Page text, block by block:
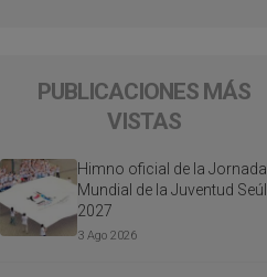
PUBLICACIONES MÁS
VISTAS
Himno oficial de la Jornada
Mundial de la Juventud Seúl
2027
3 Ago 2026